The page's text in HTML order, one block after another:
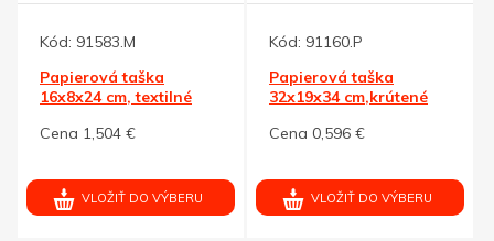
Kód: 91583.M
Papierová taška
16x8x24 cm, textilné
Cena 1,504 €
VLOŽIŤ DO VÝBERU
Kód: 91160.P
Papierová taška
32x19x34 cm,krútené
Cena 0,596 €
VLOŽIŤ DO VÝBERU